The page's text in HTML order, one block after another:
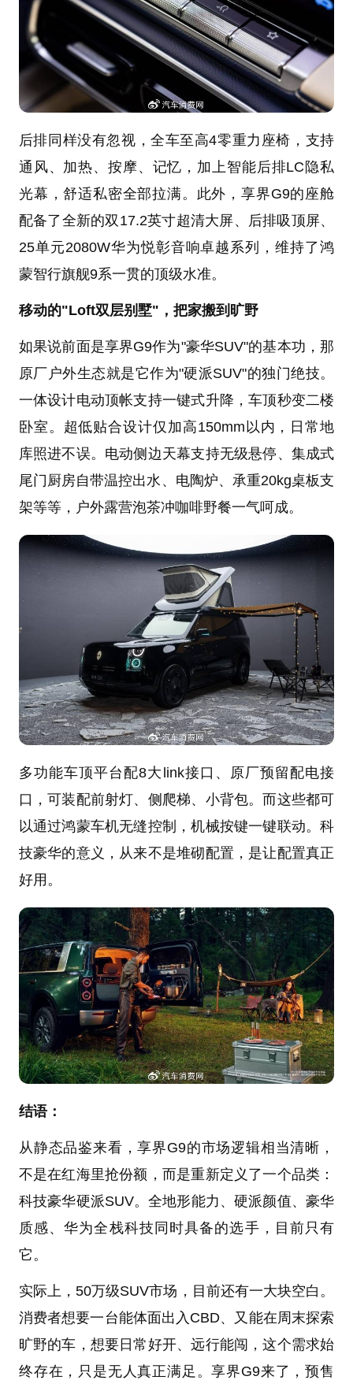
后排同样没有忽视，全车至高4零重力座椅，支持
通风、加热、按摩、记忆，加上智能后排LC隐私
光幕，舒适私密全部拉满。此外，享界G9的座舱
配备了全新的双17.2英寸超清大屏、后排吸顶屏、
25单元2080W华为悦彰音响卓越系列，维持了鸿
蒙智行旗舰9系一贯的顶级水准。
移动的"Loft双层别墅"，把家搬到旷野
如果说前面是享界G9作为"豪华SUV"的基本功，那
原厂户外生态就是它作为"硬派SUV"的独门绝技。
一体设计电动顶帐支持一键式升降，车顶秒变二楼
卧室。超低贴合设计仅加高150mm以内，日常地
库照进不误。电动侧边天幕支持无级悬停、集成式
尾门厨房自带温控出水、电陶炉、承重20kg桌板支
架等等，户外露营泡茶冲咖啡野餐一气呵成。
多功能车顶平台配8大link接口、原厂预留配电接
口，可装配前射灯、侧爬梯、小背包。而这些都可
以通过鸿蒙车机无缝控制，机械按键一键联动。科
技豪华的意义，从来不是堆砌配置，是让配置真正
好用。
结语：
从静态品鉴来看，享界G9的市场逻辑相当清晰，
不是在红海里抢份额，而是重新定义了一个品类：
科技豪华硬派SUV。全地形能力、硬派颜值、豪华
质感、华为全栈科技同时具备的选手，目前只有
它。
实际上，50万级SUV市场，目前还有一大块空白。
消费者想要一台能体面出入CBD、又能在周末探索
旷野的车，想要日常好开、远行能闯，这个需求始
终存在，只是无人真正满足。享界G9来了，预售